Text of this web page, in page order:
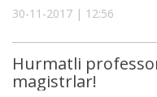
30-11-2017 | 12:56
Hurmatli
magistrlar!